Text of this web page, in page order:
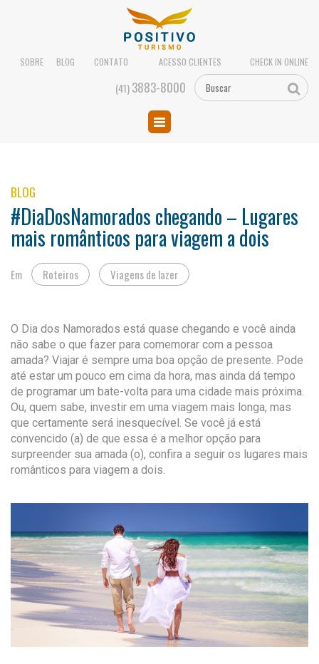
SOBRE BLOG CONTATO ACESSO CLIENTES CHECK IN ONLINE
(41)3883-8000
BLOG
#DiaDosNamorados chegando – Lugares
mais românticos para viagem a dois
Em Roteiros Viagens de lazer
O Dia dos Namorados está quase chegando e você ainda
não sabe o que fazer para comemorar com a pessoa
amada? Viajar é sempre uma boa opção de presente. Pode
até estar um pouco em cima da hora, mas ainda dá tempo
de programar um bate-volta para uma cidade mais próxima.
Ou, quem sabe, investir em uma viagem mais longa, mas
que certamente será inesquecível. Se você já está
convencido (a) de que essa é a melhor opção para
surpreender sua amada (o), confira a seguir os lugares mais
românticos para viagem a dois.